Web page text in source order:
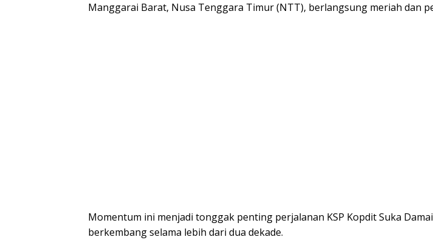
Manggarai Barat, Nusa Tenggara Timur (NTT), berlangsung meriah dan
Momentum ini menjadi tonggak penting perjalanan KSP Kopdit Suka
berkembang selama lebih dari dua dekade.